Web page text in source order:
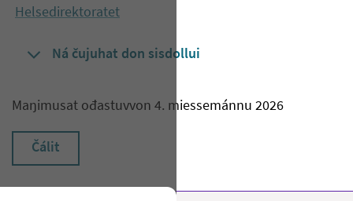
Helsedirektoratet
Ná čujuhat don sisdollui
Maŋimusat ođastuvvon 4. miessemánnu 2026
Čálit